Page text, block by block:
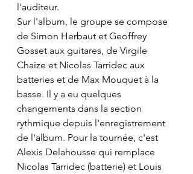
l'auditeur.
Sur l'album, le groupe se compose
de Simon Herbaut et Geoffrey
Gosset aux guitares, de Virgile
Chaize et Nicolas Tarridec aux
batteries et de Max Mouquet à la
basse. Il y a eu quelques
changements dans la section
rythmique depuis l'enregistrement
de l'album. Pour la tournée, c'est
Alexis Delahousse qui remplace
Nicolas Tarridec (batterie) et Louis